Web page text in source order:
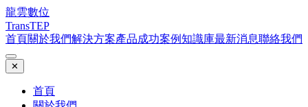
龍雲數位
TransTEP
首頁關於我們解決方案產品成功案例知識庫最新消息聯絡我們
✕
首頁